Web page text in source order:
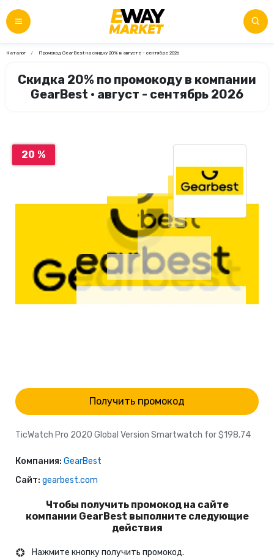
Каталог Промокод GearBest на скидку 20% в августе - сентябре 2026
Скидка 20% по промокоду в компании
GearBest • август - сентябрь 2026
20 %
Получить промокод
TicWatch Pro 2020 Global Version Smartwatch for $198.74
Компания: GearBest
Сайт: gearbest.com
Чтобы получить промокод на сайте
компании GearBest выполните следующие
действия
Нажмите кнопку получить промокод.